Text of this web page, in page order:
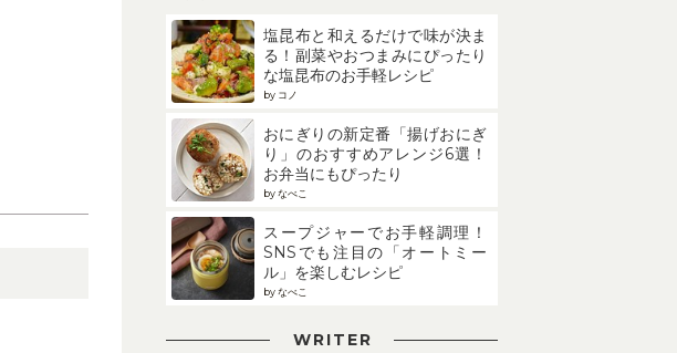
塩昆布と和えるだけで味が決ま
る！副菜やおつまみにぴったり
な塩昆布のお手軽レシピ
by コノ
おにぎりの新定番「揚げおにぎ
り」のおすすめアレンジ6選！
お弁当にもぴったり
by なべこ
スープジャーでお手軽調理！
SNSでも注目の「オートミー
ル」を楽しむレシピ
by なべこ
WRITER